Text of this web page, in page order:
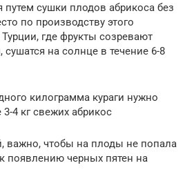
путем сушки плодов абрикоса без
по производству этого
Турции, где фрукты созревают
на солнце в течение 6-8
килограмма кураги нужно
4 кг свежих абрикос
важно, чтобы на плоды не попала
появлению черных пятен на